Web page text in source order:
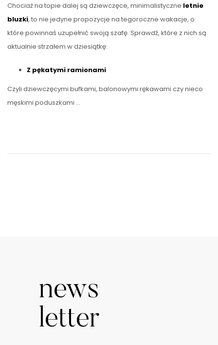
Chociaż na topie dalej są dziewczęce, minimalistyczne letnie
bluzki, to nie jedyne propozycje na tegoroczne wakacje, o
które powinnaś uzupełnić swoją szafę. Sprawdź, które z nich są
aktualnie strzałem w dziesiątkę:
Z pękatymi ramionami
Czyli dziewczęcymi bufkami, balonowymi rękawami czy nieco
męskimi poduszkami …
news
letter